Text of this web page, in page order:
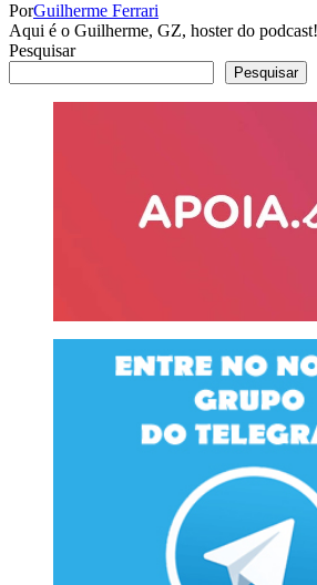
PorGuilherme Ferrari
Aqui é o Guilherme, GZ, hoster do podcast!
Pesquisar
Pesquisar